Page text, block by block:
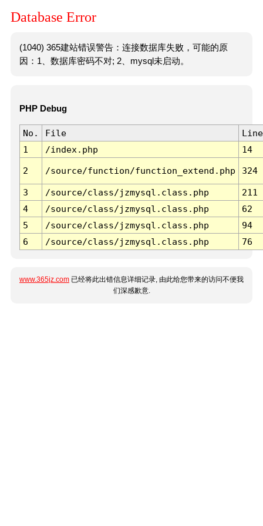
Database Error
(1040) 365建站错误警告：连接数据库失败，可能的原
因：1、数据库密码不对; 2、mysql未启动。
PHP Debug
No. File
Line
1
/index.php 14
2 /source/function/function_extend.php 324
3 /source/class/jzmysql.class.php
211
4
/source/class/jzmysql.class.php
62
5
/source/class/jzmysql.class.php
94
6
/source/class/jzmysql.class.php 76
www.365jz.com 已经将此出错信息详细记录, 由此给您带来的访问不便我
们深感歉意.